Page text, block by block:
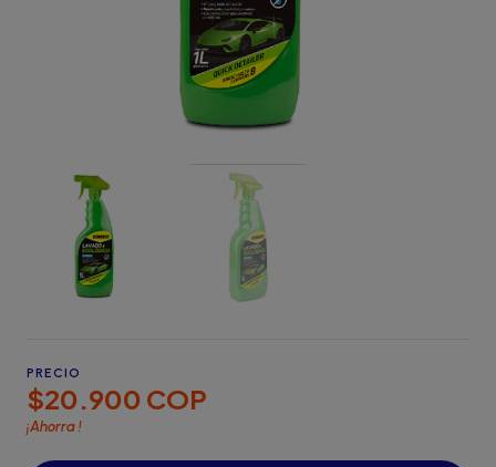
PRECIO
$20.900 COP
¡Ahorra!